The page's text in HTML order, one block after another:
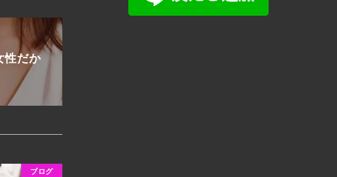
性だか
ブログ